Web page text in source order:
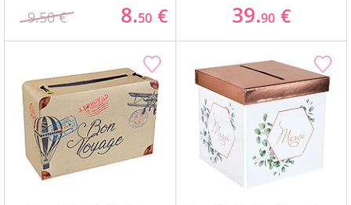
9.50 € 8.50 € 39.90 €